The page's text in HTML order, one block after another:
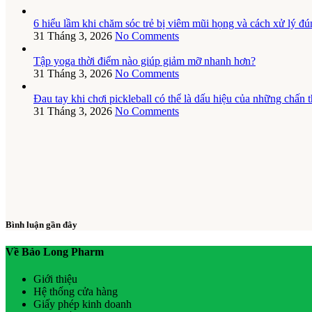
6 hiểu lầm khi chăm sóc trẻ bị viêm mũi họng và cách xử lý
31 Tháng 3, 2026 No Comments
Tập yoga thời điểm nào giúp giảm mỡ nhanh hơn?
31 Tháng 3, 2026 No Comments
Đau tay khi chơi pickleball có thể là dấu hiệu của những chấn
31 Tháng 3, 2026 No Comments
Bình luận gần đây
Về Bảo Long Pharm
Giới thiệu
Hệ thống cửa hàng
Giấy phép kinh doanh